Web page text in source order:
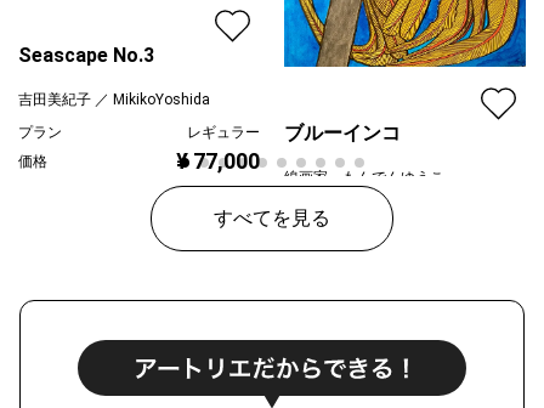
Seascape No.3
吉田美紀子 ／ MikikoYoshida
プラン
レギュラー
価格
¥ 77,000
ブルーインコ
線画家 もんでんゆうこ
プラン
すべてを見る